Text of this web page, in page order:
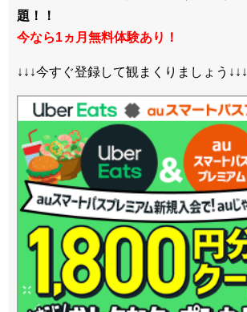
題！！
今なら1ヵ月無料体験あり！
↓↓↓今すぐ登録して観まくりましょう↓↓↓